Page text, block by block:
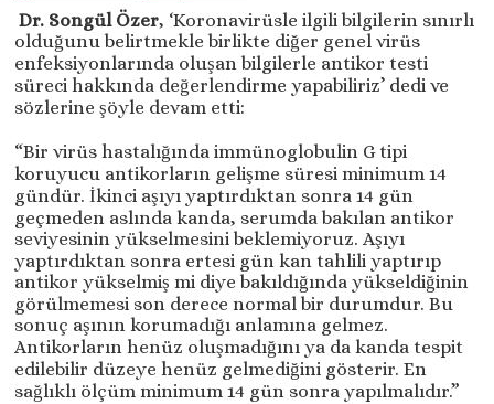
Dr. Songül Özer, ‘Koronavirüsle ilgili bilgilerin sınırlı
olduğunu belirtmekle birlikte diğer genel virüs
enfeksiyonlarında oluşan bilgilerle antikor testi
süreci hakkında değerlendirme yapabiliriz’ dedi ve
sözlerine şöyle devam etti:
“Bir virüs hastalığında immünoglobulin G tipi
koruyucu antikorların gelişme süresi minimum 14
gündür. İkinci aşıyı yaptırdıktan sonra 14 gün
geçmeden aslında kanda, serumda bakılan antikor
seviyesinin yükselmesini beklemiyoruz. Aşıyı
yaptırdıktan sonra ertesi gün kan tahlili yaptırıp
antikor yükselmiş mi diye bakıldığında yükseldiğinin
görülmemesi son derece normal bir durumdur. Bu
sonuç aşının korumadığı anlamına gelmez.
Antikorların henüz oluşmadığını ya da kanda tespit
edilebilir düzeye henüz gelmediğini gösterir. En
sağlıklı ölçüm minimum 14 gün sonra yapılmalıdır.”